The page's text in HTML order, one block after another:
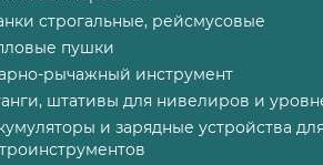
строгальные, рейсмусовые
пушки
рычажный инструмент
штативы для нивелиров и
и зарядные устройства для